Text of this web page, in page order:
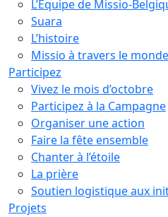
L’Équipe de Missio-
Suara
L’histoire
Missio à travers le monde
Participez
Vivez le mois d’octobre
Participez à la Campagne
Organiser une action
Faire la fête ensemble
Chanter à l’étoile
La prière
Soutien logistique aux
Projets